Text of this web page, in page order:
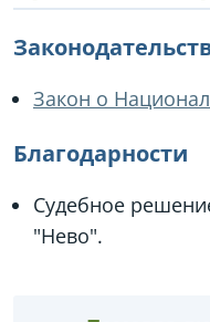
Закон о
Благодарности
Судебное
"Нево".